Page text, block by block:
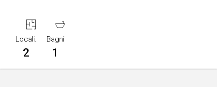
Locali.
2
Bagni
1